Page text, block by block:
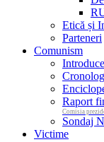
Etică și
Parteneri
Comunism
Raport
Comisia
Sondaj
Victime